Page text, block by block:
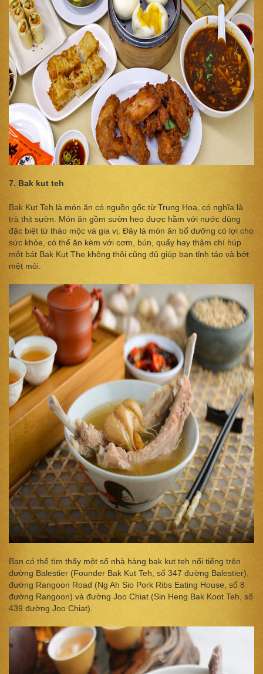
7. Bak kut teh
Bak Kut Teh là món ăn có nguồn gốc từ Trung Hoa, có nghĩa là
trà thịt sườn. Món ăn gồm sườn heo được hầm với nước dùng
đặc biệt từ thảo mộc và gia vị. Đây là món ăn bổ dưỡng có lợi cho
sức khỏe, có thể ăn kèm với cơm, bún, quẩy hay thậm chí húp
một bát Bak Kut The không thôi cũng đủ giúp bạn tỉnh táo và​ bớ​t
mệt mỏi.
Bạn có thể tìm thấy một số nhà hàng bak kut teh nổi tiếng trên
đường Balestier (Founder Bak Kut Teh, số 347 đường Balestier),
đường Rangoon Road (Ng Ah Sio Pork Ribs Eating House, số 8
đường Rangoon) và đường Joo Chiat (Sin Heng Bak Koot Teh, số
439 đường Joo Chiat).